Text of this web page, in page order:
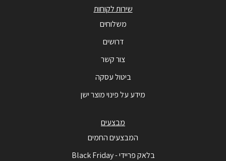
שירות לקוחות
משלוחים
דרושים
צור קשר
ביטול עסקה
מידע על פינוי מוצר ישן
מבצעים
המבצעים החמים
בלאק פריידי - Black Friday